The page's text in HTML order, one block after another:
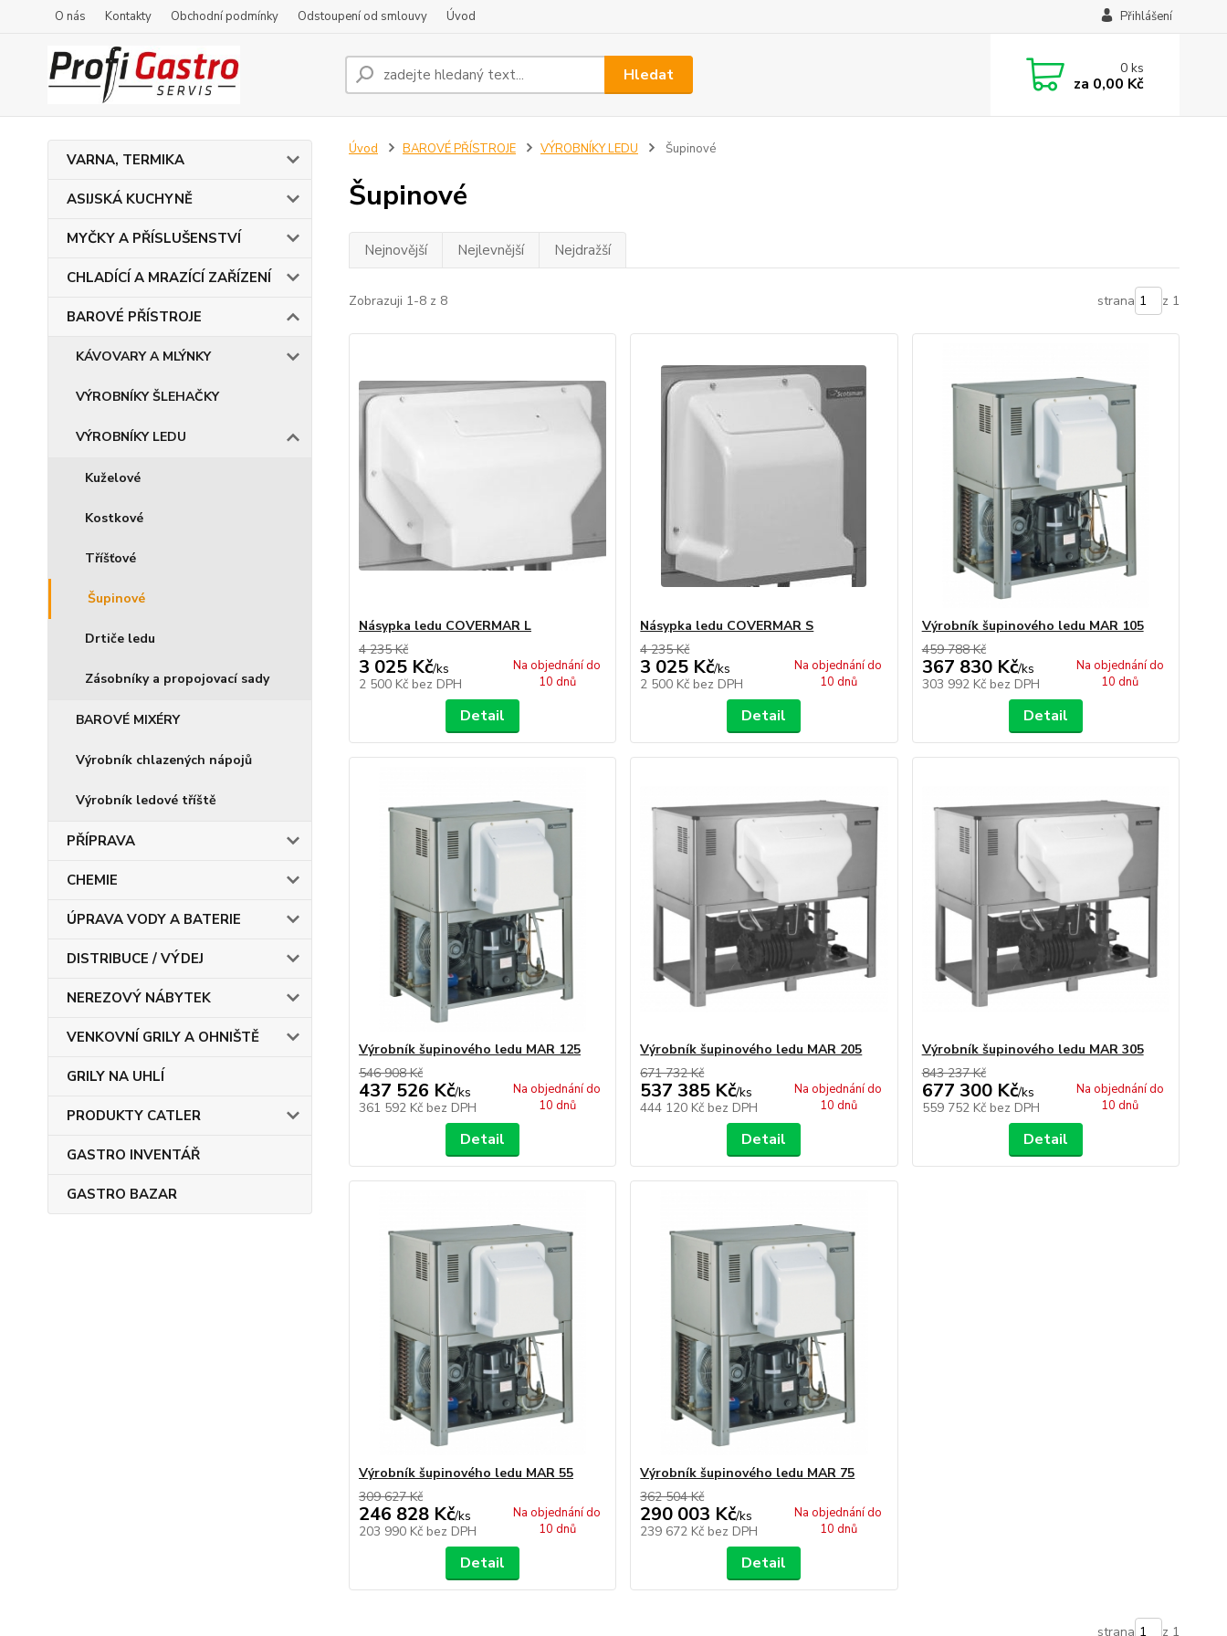
O nás Kontakty Obchodní podmínky Odstoupení od smlouvy Úvod Přihlášení
Hledat 0ks
za 0,00 Kč
VARNA, TERMIKA
ASIJSKÁ KUCHYNĚ
MYČKY A PŘÍSLUŠENSTVÍ
CHLADÍCÍ A MRAZÍCÍ ZAŘÍZENÍ
BAROVÉ PŘÍSTROJE
KÁVOVARY A MLÝNKY
VÝROBNÍKY ŠLEHAČKY
VÝROBNÍKY LEDU
Kuželové
Kostkové
Tříšťové
Šupinové
Drtiče ledu
Zásobníky a propojovací sady
BAROVÉ MIXÉRY
Výrobník chlazených nápojů
Výrobník ledové tříště
PŘÍPRAVA
CHEMIE
ÚPRAVA VODY A BATERIE
DISTRIBUCE / VÝDEJ
NEREZOVÝ NÁBYTEK
VENKOVNÍ GRILY A OHNIŠTĚ
GRILY NA UHLÍ
PRODUKTY CATLER
GASTRO INVENTÁŘ
GASTRO BAZAR
Úvod BAROVÉ PŘÍSTROJE VÝROBNÍKY LEDU Šupinové
Šupinové
Nejnovější Nejlevnější Nejdražší
Zobrazuji 1-8 z 8 strana z 1
Násypka ledu COVERMAR L
4 235 Kč
3 025 Kč/ks
2 500 Kč bez DPH
Na objednání do
10 dnů
Detail
Násypka ledu COVERMAR S
4 235 Kč
3 025 Kč/ks
2 500 Kč bez DPH
Na objednání do
10 dnů
Detail
Výrobník šupinového ledu MAR 105
459 788 Kč
367 830 Kč/ks
303 992 Kč bez DPH
Na objednání do
10 dnů
Detail
Výrobník šupinového ledu MAR 125
546 908 Kč
437 526 Kč/ks
361 592 Kč bez DPH
Na objednání do
10 dnů
Detail
Výrobník šupinového ledu MAR 205
671 732 Kč
537 385 Kč/ks
444 120 Kč bez DPH
Na objednání do
10 dnů
Detail
Výrobník šupinového ledu MAR 305
843 237 Kč
677 300 Kč/ks
559 752 Kč bez DPH
Na objednání do
10 dnů
Detail
Výrobník šupinového ledu MAR 55
309 627 Kč
246 828 Kč/ks
203 990 Kč bez DPH
Na objednání do
10 dnů
Detail
Výrobník šupinového ledu MAR 75
362 504 Kč
290 003 Kč/ks
239 672 Kč bez DPH
Na objednání do
10 dnů
Detail
strana z 1